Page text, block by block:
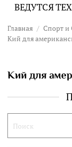
ВЕДУТСЯ
Главная Спорт и
Кий для
Кий для